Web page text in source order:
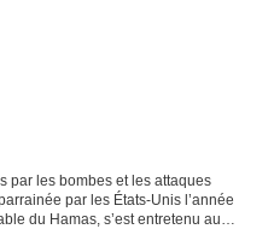
par les bombes et les attaques
par les États-Unis l’année
du Hamas, s’est entretenu au